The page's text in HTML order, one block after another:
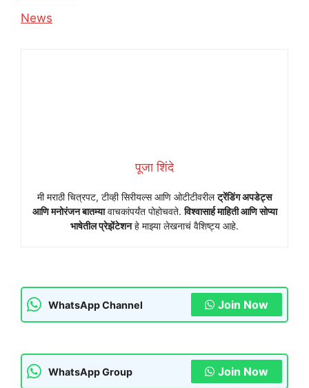
In relation to
News
पूजा शिंदे
मी मराठी चित्रपट, टीव्ही सिरीयल्स आणि ओटीटीवरीलट्रेंडिंग अपडेट्स
आणि मनोरंजन बातम्यावाचकांपर्यंत पोहोचवते.विश्वासार्ह माहिती आणि सोप्या
भाषेतील प्रेझेंटेशनहे माझ्या लेखनाचं वैशिष्ट्य आहे.
WhatsApp Channel Join Now
WhatsApp Group Join Now